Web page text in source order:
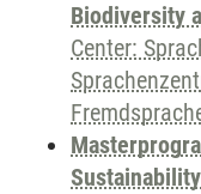
Biodiversity
Center: